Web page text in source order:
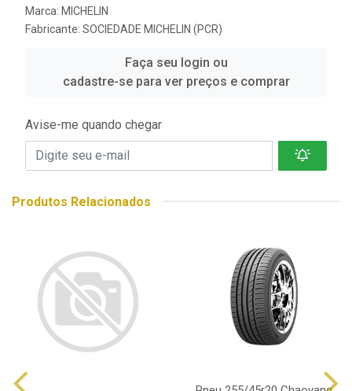
Marca: MICHELIN
Fabricante: SOCIEDADE MICHELIN (PCR)
Faça seu login ou
cadastre-se para ver preços e comprar
Avise-me quando chegar
Produtos Relacionados